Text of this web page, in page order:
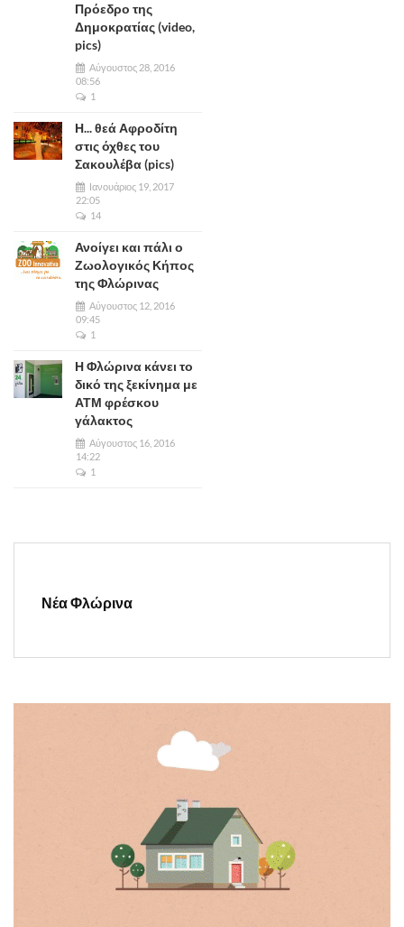
Πρόεδρο της
Δημοκρατίας (video,
pics)
Αύγουστος 28, 2016
08:56
1
Η... θεά Αφροδίτη
στις όχθες του
Σακουλέβα (pics)
Ιανουάριος 19, 2017
22:05
14
Ανοίγει και πάλι ο
Ζωολογικός Κήπος
της Φλώρινας
Αύγουστος 12, 2016
09:45
1
Η Φλώρινα κάνει το
δικό της ξεκίνημα με
ΑΤΜ φρέσκου
γάλακτος
Αύγουστος 16, 2016
14:22
1
Νέα Φλώρινα